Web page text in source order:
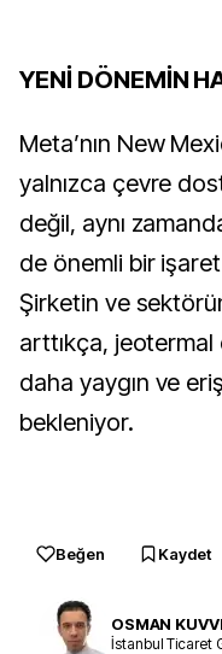
YENİ DÖNEMİN
Meta’nın New
yalnızca çevre
değil, aynı
de önemli bir
Şirketin ve
arttıkça,
daha yaygın ve
bekleniyor.
Beğen Kaydet
OSMAN
İstanbul Ticaret